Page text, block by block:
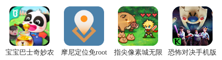
宝宝巴士奇妙农
摩尼定位免root
指尖像素城无限
恐怖对决手机版